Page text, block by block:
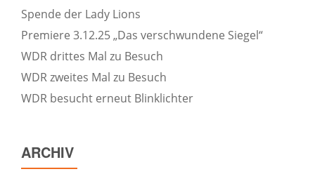
Spende der Lady Lions
Premiere 3.12.25 „Das verschwundene Siegel“
WDR drittes Mal zu Besuch
WDR zweites Mal zu Besuch
WDR besucht erneut Blinklichter
ARCHIV